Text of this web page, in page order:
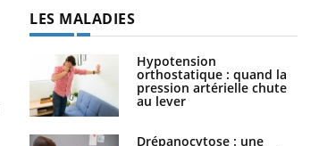
LES MALADIES
Hypotension
orthostatique : quand la
pression artérielle chute
au lever
Drépanocytose : une